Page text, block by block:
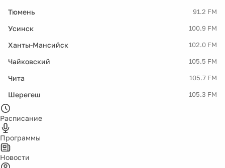
Тюмень 91.2 FM
Усинск 100.9 FM
Ханты-Мансийск 102.0 FM
Чайковский 105.5 FM
Чита 105.7 FM
Шерегеш 105.3 FM
Расписание
Программы
Новости